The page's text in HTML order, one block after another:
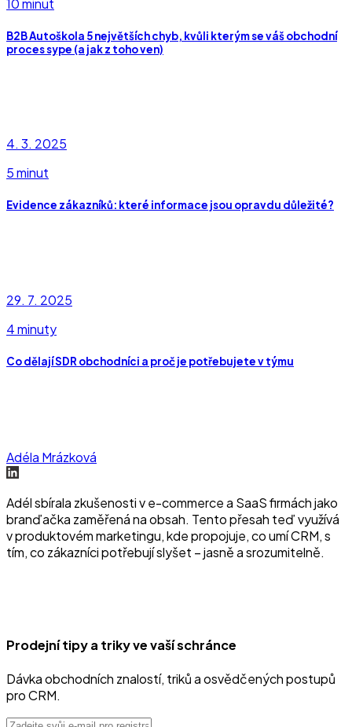
B2B Autoškola 5 největších chyb, kvůli kterým se váš obchodní
proces sype (a jak z toho ven)
4. 3. 2025
5 minut
Evidence zákazníků: které informace jsou opravdu důležité?
29. 7. 2025
4 minuty
Co dělají SDR obchodníci a proč je potřebujete v týmu
Adéla Mrázková
Adél sbírala zkušenosti v e-commerce a SaaS firmách jako
branďačka zaměřená na obsah. Tento přesah teď využívá
v produktovém marketingu, kde propojuje, co umí CRM, s
tím, co zákazníci potřebují slyšet – jasně a srozumitelně.
Prodejní tipy a triky ve vaší schránce
Dávka obchodních znalostí, triků a osvědčených postupů
pro CRM.